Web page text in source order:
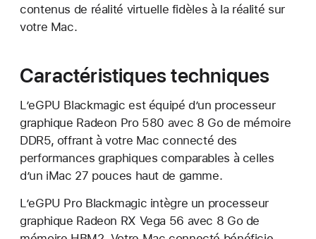
contenus de réalité virtuelle fidèles à la réalité sur
votre Mac.
Caractéristiques techniques
L’eGPU Blackmagic est équipé d’un processeur
graphique Radeon Pro 580 avec 8 Go de mémoire
DDR5, offrant à votre Mac connecté des
performances graphiques comparables à celles
d’un iMac 27 pouces haut de gamme.
L’eGPU Pro Blackmagic intègre un processeur
graphique Radeon RX Vega 56 avec 8 Go de